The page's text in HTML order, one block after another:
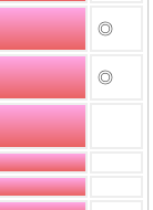
◎
◎